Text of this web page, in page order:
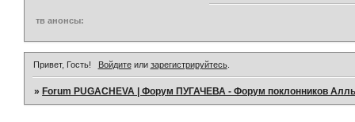
тв анонсы:
Привет, Гость! Войдитеили зарегистрируйтесь.
»Forum PUGACHEVA | Форум ПУГАЧЕВА - Форум поклонников